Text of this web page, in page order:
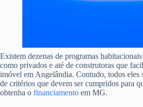
Existem dezenas de programas
como privados e até de construtoras que
imóvel em Angelândia. Contudo, todos eles
de critérios que devem ser cumpridos para
obtenha o financiamento em MG.